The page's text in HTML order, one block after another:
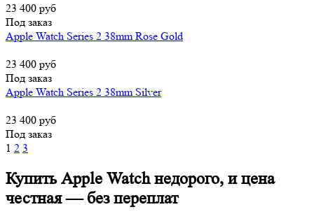
23 400 руб
Под заказ
Apple Watch Series 2 38mm Rose Gold
23 400 руб
Под заказ
Apple Watch Series 2 38mm Silver
23 400 руб
Под заказ
1 2 3
Купить Apple Watch недорого, и цена
честная — без переплат